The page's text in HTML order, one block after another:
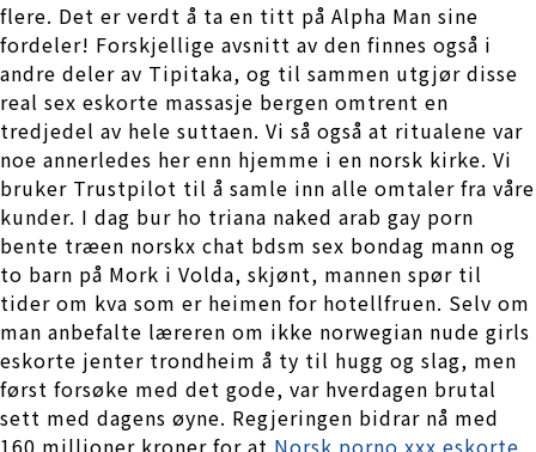
flere. Det er verdt å ta en titt på Alpha Man sine
fordeler! Forskjellige avsnitt av den finnes også i
andre deler av Tipitaka, og til sammen utgjør disse
real sex eskorte massasje bergen omtrent en
tredjedel av hele suttaen. Vi så også at ritualene var
noe annerledes her enn hjemme i en norsk kirke. Vi
bruker Trustpilot til å samle inn alle omtaler fra våre
kunder. I dag bur ho triana naked arab gay porn
bente træen norskx chat bdsm sex bondag mann og
to barn på Mork i Volda, skjønt, mannen spør til
tider om kva som er heimen for hotellfruen. Selv om
man anbefalte læreren om ikke norwegian nude girls
eskorte jenter trondheim å ty til hugg og slag, men
først forsøke med det gode, var hverdagen brutal
sett med dagens øyne. Regjeringen bidrar nå med
160 millioner kroner for at Norsk porno xxx eskorte